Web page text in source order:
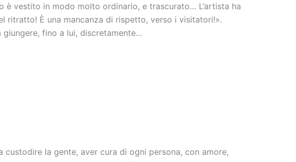
è vestito in modo molto ordinario, e trascurato… L’artista ha
ritratto! È una mancanza di rispetto, verso i visitatori!».
giungere, fino a lui, discretamente…
la gente, aver cura di ogni persona, con amore,